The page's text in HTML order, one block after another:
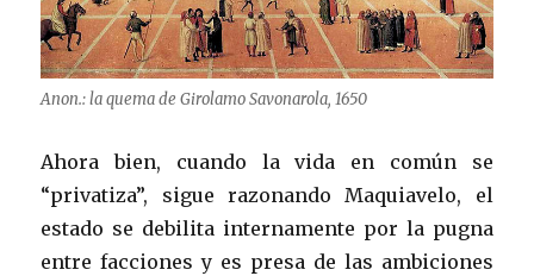
Anon.: la quema de Girolamo Savonarola, 1650
Ahora bien, cuando la vida en común se
“privatiza”, sigue razonando Maquiavelo, el
estado se debilita internamente por la pugna
entre facciones y es presa de las ambiciones